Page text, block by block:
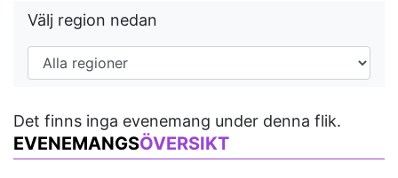
Välj region nedan
Det finns inga evenemang under denna flik.
EVENEMANGSÖVERSIKT